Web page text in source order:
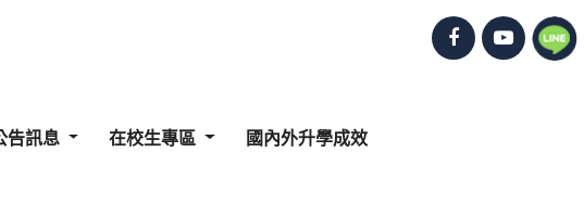
告訊息 在校生專區 國內外升學成效